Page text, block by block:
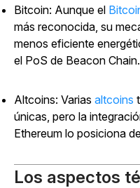
Bitcoin: Aunque el
más reconocida, su
menos eficiente
el PoS de Beacon Chain.
Altcoins: Varias altcoins
únicas, pero la
Ethereum lo posiciona
Los aspectos